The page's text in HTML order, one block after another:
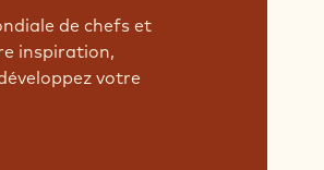
de chefs et
inspiration,
votre